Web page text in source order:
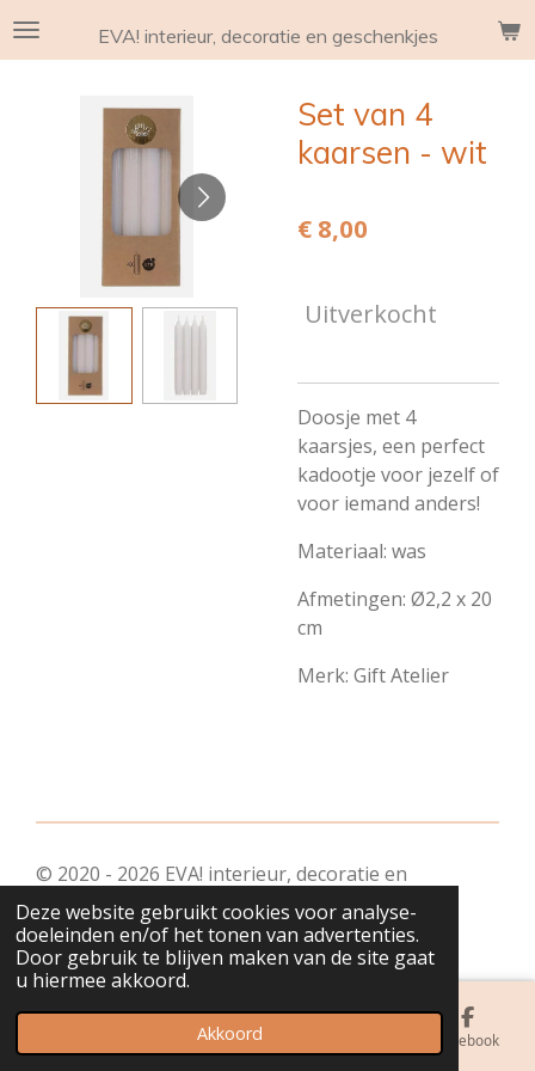
Deze website gebruikt cookies voor analyse-
doeleinden en/of het tonen van advertenties.
Door gebruik te blijven maken van de site gaat
u hiermee akkoord.
Akkoord
Ga
hoofdinhoud
EVA! interieur, decoratie en geschenkjes
Set van 4
kaarsen - wit
€ 8,00
Uitverkocht
Doosje met 4
kaarsjes, een perfect
kadootje voor jezelf of
voor iemand anders!
Materiaal: was
Afmetingen: Ø2,2 x 20
cm
Merk: Gift Atelier
© 2020 - 2026 EVA! interieur, decoratie en
geschenkjes
Powered byJouwWeb
Telefoonnummer Facebook